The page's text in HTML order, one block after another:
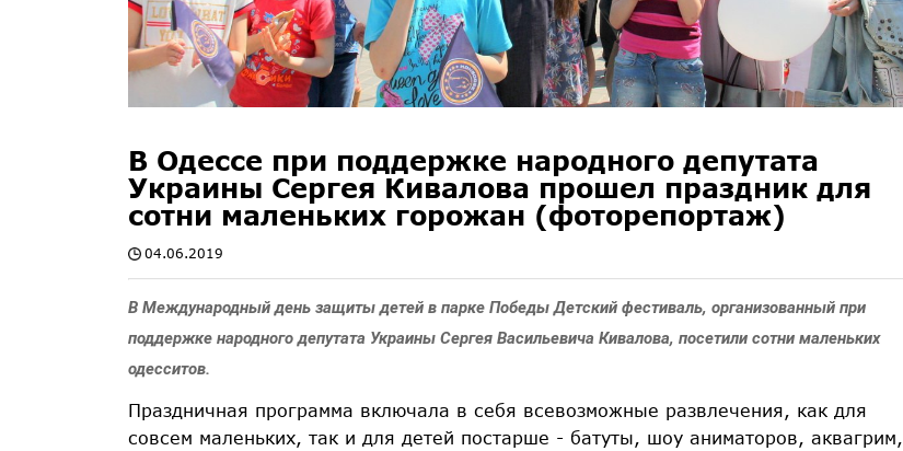
В Одессе при поддержке народного депутата
Украины Сергея Кивалова прошел праздник для
сотни маленьких горожан (фоторепортаж)
04.06.2019
В Международный день защиты детей в парке Победы Детский фестиваль, организованный при
поддержке народного депутата Украины Сергея Васильевича Кивалова, посетили сотни маленьких
одесситов.
Праздничная программа включала в себя всевозможные развлечения, как для
совсем маленьких, так и для детей постарше - батуты, шоу аниматоров, аквагрим,